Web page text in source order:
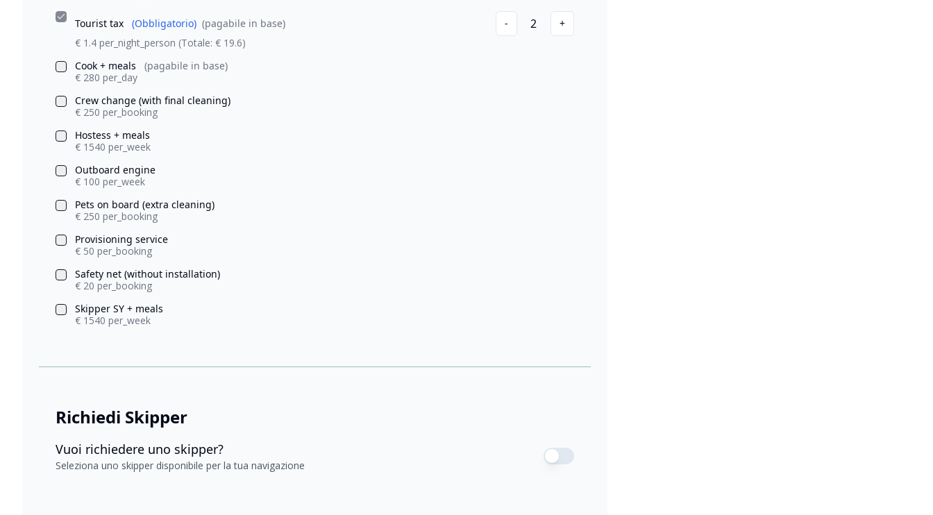
Tourist tax (Obbligatorio) (pagabile in base) - 2
+
€ 1.4 per_night_person (Totale: € 19.6)
Cook + meals
(pagabile in base)
€ 280 per_day
Crew change (with final cleaning)
€ 250 per_booking
Hostess + meals
€ 1540 per_week
Outboard engine
€ 100 per_week
Pets on board (extra cleaning)
€ 250 per_booking
Provisioning service
€ 50 per_booking
Safety net (without installation)
€ 20 per_booking
Skipper SY + meals
€ 1540 per_week
Richiedi Skipper
Vuoi richiedere uno skipper?
Seleziona uno skipper disponibile per la tua navigazione